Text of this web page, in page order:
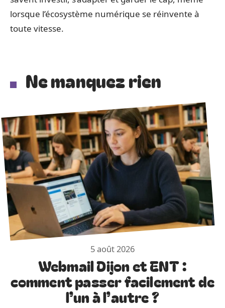
lorsque l’écosystème numérique se réinvente à
toute vitesse.
Ne manquez rien
5 août 2026
Webmail Dijon et ENT :
comment passer facilement de
l’un à l’autre ?